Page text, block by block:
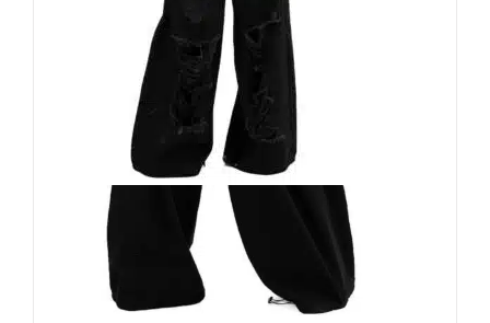
Chemical Black Hose Carrie
69,90
Inkl. MwSt.
Versand